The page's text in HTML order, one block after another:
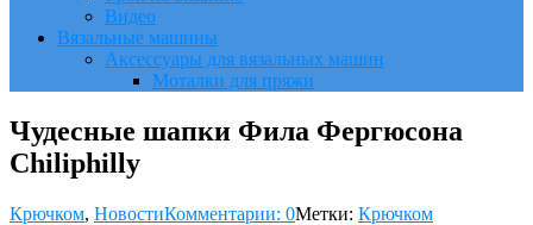
Видео
Вязальные машины
Аксессуары для вязальных машин
Моталки для пряжи
Чудесные шапки Фила Фергюсона
Chiliphilly
Крючком, НовостиКомментарии: 0Метки: Крючком